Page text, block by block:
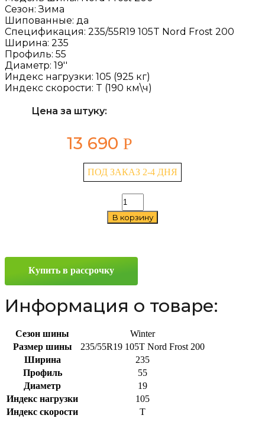
Сезон:Зима
Шипованные: да
Спецификация: 235/55R19 105T Nord Frost 200
Ширина: 235
Профиль: 55
Диаметр: 19''
Индекс нагрузки: 105 (925 кг)
Индекс скорости: T (190 км\ч)
Цена за штуку:
13 690 Р
ПОД ЗАКАЗ 2-4 ДНЯ
Количество
товара
Gislaved
235/55
105T
В корзину
Купить в рассрочку
Информация о товаре:
Сезон шины
Winter
Размер шины
235/55R19 105T Nord Frost 200
Ширина
235
Профиль
55
Диаметр
19
Индекс нагрузки
105
Индекс скорости
T